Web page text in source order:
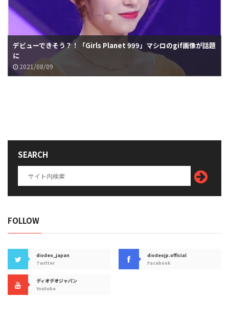
デビューできそう？！「Girls Planet 999」マシロのgif画像が話題
に
2021/08/09
SEARCH
FOLLOW
diodeo_japan
Twitter
diodeojp.official
Facebook
ディオデオジャパン
Youtube